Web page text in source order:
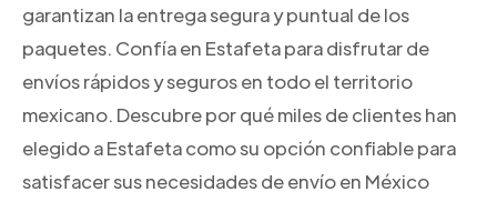
garantizan la entrega segura y puntual de los
paquetes. Confía en Estafeta para disfrutar de
envíos rápidos y seguros en todo el territorio
mexicano. Descubre por qué miles de clientes han
elegido a Estafeta como su opción confiable para
satisfacer sus necesidades de envío en México